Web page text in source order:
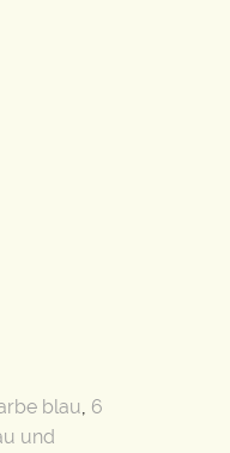
blau 6
und